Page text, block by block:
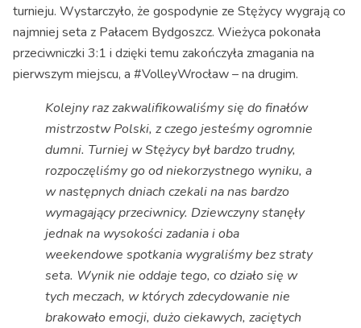
turnieju. Wystarczyło, że gospodynie ze Stężycy wygrają co
najmniej seta z Pałacem Bydgoszcz. Wieżyca pokonała
przeciwniczki 3:1 i dzięki temu zakończyła zmagania na
pierwszym miejscu, a #VolleyWrocław – na drugim.
Kolejny raz zakwalifikowaliśmy się do finałów
mistrzostw Polski, z czego jesteśmy ogromnie
dumni. Turniej w Stężycy był bardzo trudny,
rozpoczęliśmy go od niekorzystnego wyniku, a
w następnych dniach czekali na nas bardzo
wymagający przeciwnicy. Dziewczyny stanęły
jednak na wysokości zadania i oba
weekendowe spotkania wygraliśmy bez straty
seta. Wynik nie oddaje tego, co działo się w
tych meczach, w których zdecydowanie nie
brakowało emocji, dużo ciekawych, zaciętych